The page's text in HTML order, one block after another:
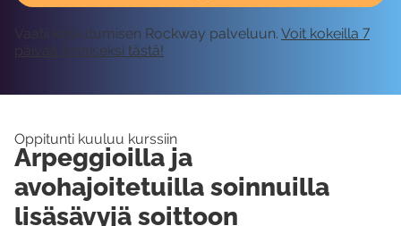
Vaatii kirjautumisen Rockway palveluun. Voit kokeilla 7
päivää ilmaiseksi tästä!
Oppitunti kuuluu kurssiin
Arpeggioilla ja
avohajoitetuilla soinnuilla
lisäsävyjä soittoon